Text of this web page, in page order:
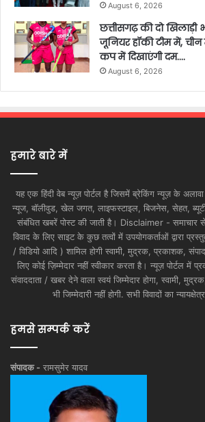
August 6, 2026
छत्तीसगढ़ की दो खिलाड़ी
जूनियर हॉकी टीम में,
कप में दिखाएंगी दम….
August 6, 2026
हमारे बारे में
यह एक हिंदी वेब न्यूज़ पोर्टल है जिसमें ब्रेकिंग न्यूज़ के
न्यूज, बॉलीवुड, खेल जगत, लाइफस्टाइल, बिजनेस, सेहत,
संबंधित खबरें पोस्ट की जाती है। Disclaimer - समाचार
विवाद के लिए साइट के कुछ तत्वों में उपयोगकर्ताओं द्वारा
/ विडियो आदि ) शामिल होगी स्वामी, मुद्रक, प्रकाशक,
लिए कोई ज़िम्मेदार नहीं स्वीकार करता है। न्यूज़ पोर्टल में
संवाददाता / खबर देने वाला स्वयं जिम्मेदार होगा, स्वामी,
भी जिम्मेदारी नहीं होगी. सभी विवादों का
हमसे सम्पर्क करें
संपादक - रामसुमेर यादव